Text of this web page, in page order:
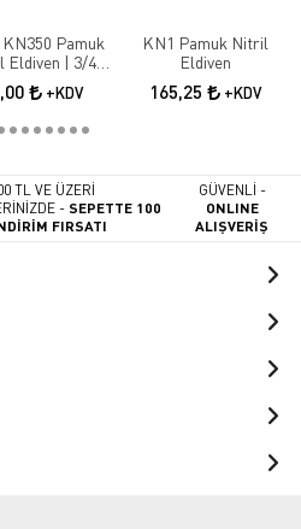
KN350 Pamuk
Eldiven | 3/4
Kaplama İş
Eldiveni+KDV
KN1 Pamuk Nitril
Eldiven
165,25 +KDV
TL VE ÜZERİ
-SEPETTE 100
FIRSATI
GÜVENLİ -
ONLINE
ALIŞVERİŞ